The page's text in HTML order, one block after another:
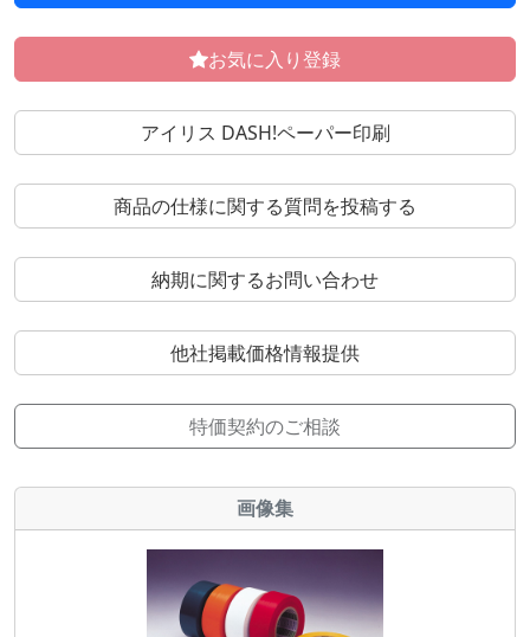
お気に入り登録
アイリス DASH!ペーパー印刷
商品の仕様に関する質問を投稿する
納期に関するお問い合わせ
他社掲載価格情報提供
特価契約のご相談
画像集